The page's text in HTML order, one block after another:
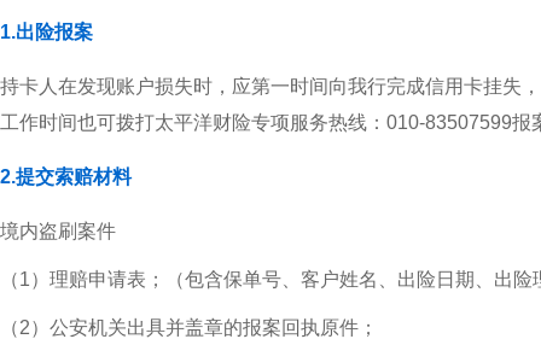
1.出险报案
持卡人在发现账户损失时，应第一时间向我行完成信用卡挂失
工作时间也可拨打太平洋财险专项服务热线：010-83507599报
2.提交索赔材料
境内盗刷案件
（1）理赔申请表；（包含保单号、客户姓名、出险日期、出
（2）公安机关出具并盖章的报案回执原件；